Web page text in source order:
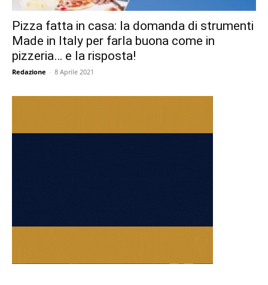
Pizza fatta in casa: la domanda di strumenti
Made in Italy per farla buona come in
pizzeria… e la risposta!
Redazione - 8 Aprile 2021